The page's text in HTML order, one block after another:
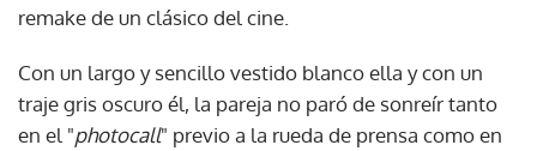
remake de un clásico del cine.
Con un largo y sencillo vestido blanco ella y con un
traje gris oscuro él, la pareja no paró de sonreír tanto
en el "photocall" previo a la rueda de prensa como en